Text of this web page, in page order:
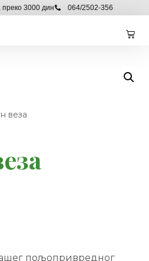
преко 3000 дин 064/2502-356
веза
пољопривредног